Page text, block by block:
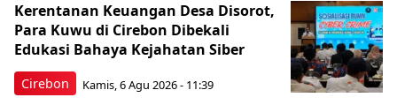
Cirebon
Kerentanan Keuangan Desa Disorot,
Para Kuwu di Cirebon Dibekali
Edukasi Bahaya Kejahatan Siber
Kamis, 6 Agu 2026 - 11:39